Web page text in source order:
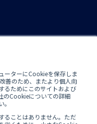
ーターにCookieを保存しま
善のため、またより個人向
るためにこのサイトおよび
のCookieについての詳細
ることはありません。ただ
日中運用支援定型約款